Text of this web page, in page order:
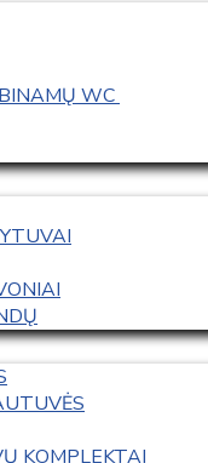
WC
KOMPLEKTAI